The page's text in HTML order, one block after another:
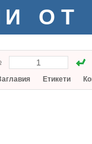
ОТ
Етикети